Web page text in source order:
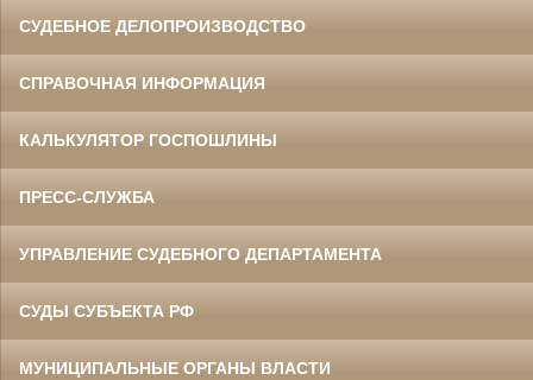
СУДЕБНОЕ ДЕЛОПРОИЗВОДСТВО
СПРАВОЧНАЯ ИНФОРМАЦИЯ
КАЛЬКУЛЯТОР ГОСПОШЛИНЫ
ПРЕСС-СЛУЖБА
УПРАВЛЕНИЕ СУДЕБНОГО ДЕПАРТАМЕНТА
СУДЫ СУБЪЕКТА РФ
МУНИЦИПАЛЬНЫЕ ОРГАНЫ ВЛАСТИ